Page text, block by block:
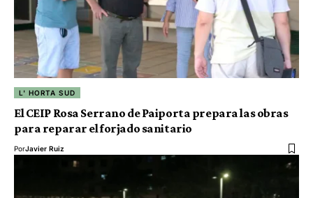
L' HORTA SUD
El CEIP Rosa Serrano de Paiporta prepara las obras
para reparar el forjado sanitario
PorJavier Ruiz